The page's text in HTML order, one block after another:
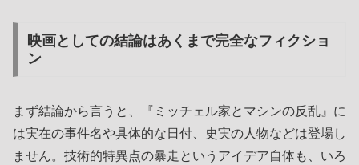
映画としての結論はあくまで完全なフィクショ
ン
まず結論から言うと、『ミッチェル家とマシンの反乱』に
は実在の事件名や具体的な日付、史実の人物などは登場し
ません。技術的特異点の暴走というアイデア自体も、いろ